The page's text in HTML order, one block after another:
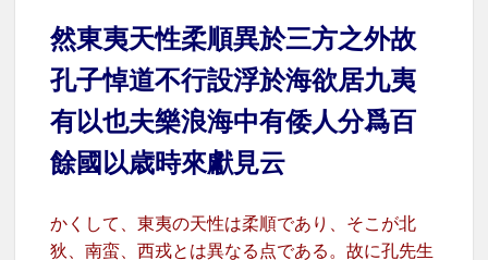
然東夷天性柔順異於三方之外故
孔子悼道不行設浮於海欲居九夷
有以也夫樂浪海中有倭人分爲百
餘國以歳時來獻見云
かくして、東夷の天性は柔順であり、そこが北
狄、南蛮、西戎とは異なる点である。故に孔先生